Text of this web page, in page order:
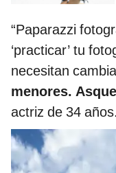
“Paparazzi
‘practicar’ tu
necesitan
menores.
actriz de 34 años.